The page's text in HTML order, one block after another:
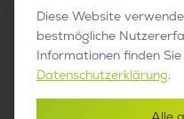
IMPRESSUM
DATENSCHUTZ
Werben
Diese Website
bestmögliche
Informationen finden
Datenschutzerklärung.